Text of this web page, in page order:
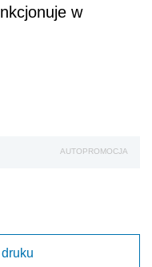
w
AUTOPROMOCJA